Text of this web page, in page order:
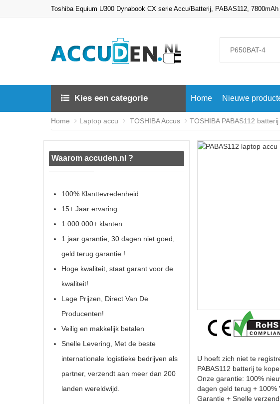
Toshiba Equium U300 Dynabook CX serie Accu/Batterij, PABAS112, 7800mAh
Kies een categorie Home Nieuwe
Home Laptop accu TOSHIBA Accus TOSHIBA PABAS112 batterij
Waarom accuden.nl ?
100% Klanttevredenheid
15+ Jaar ervaring
1.000.000+ klanten
1 jaar garantie, 30 dagen niet goed,
geld terug garantie !
Hoge kwaliteit, staat garant voor de
kwaliteit!
Lage Prijzen, Direct Van De
Producenten!
Veilig en makkelijk betalen
Snelle Levering, Met de beste
internationale logistieke bedrijven als
partner, verzendt aan meer dan 200
landen wereldwijd.
U hoeft zich niet te
PABAS112 batterij te
Onze garantie: 100%
dagen geld terug + 100%
Garantie + Snelle